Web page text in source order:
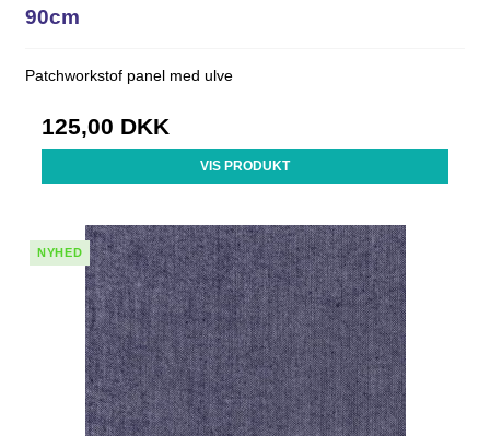
90cm
Patchworkstof panel med ulve
125,00 DKK
VIS PRODUKT
NYHED